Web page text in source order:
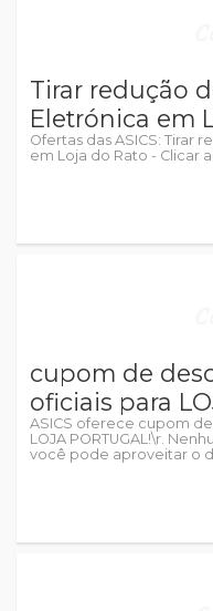
Tirar redução
Eletrónica em
Ofertas das ASICS: Tirar
em Loja do Rato - Clicar
cupom de
oficiais para
ASICS oferece cupom
LOJA PORTUGAL!\r.
você pode aproveitar o